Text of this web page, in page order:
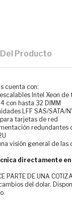
Producto
cuenta con:
Intel Xeon
con hasta 32 DIMM
LFF SAS/SATA/
tarjetas de red
redundantes
visión general de
directamente
PARTE DE UNA
del dolar.